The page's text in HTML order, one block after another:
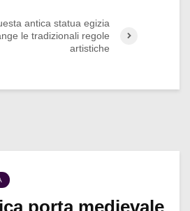
antica statua egizia
le tradizionali regole
artistiche